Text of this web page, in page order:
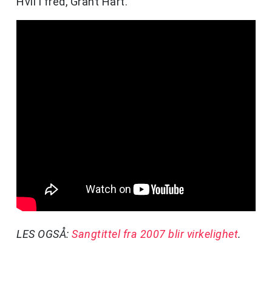
LES OGSÅ: Sangtittel fra 2007 blir virkelighet.